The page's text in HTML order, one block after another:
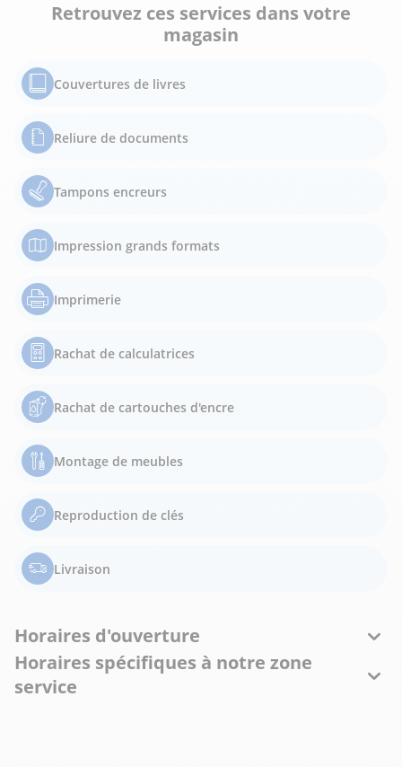
Retrouvez ces services dans votre
magasin
Couvertures de livres
Reliure de documents
Tampons encreurs
Impression grands formats
Imprimerie
Rachat de calculatrices
Rachat de cartouches d'encre
Montage de meubles
Reproduction de clés
Livraison
Horaires d'ouverture
Horaires spécifiques à notre zone
service